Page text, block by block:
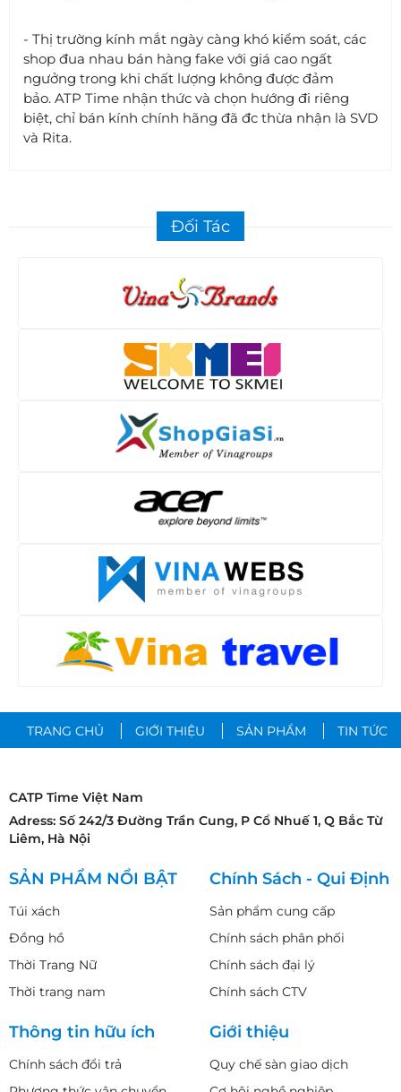
- Thị trường kính mắt ngày càng khó kiểm soát, các
shop đua nhau bán hàng fake với giá cao ngất
ngưởng trong khi chất lượng không được đảm
bảo. ATP Time nhận thức và chọn hướng đi riêng
biệt, chỉ bán kính chính hãng đã đc thừa nhận là SVD
và Rita.
Đối Tác
TRANG CHỦ GIỚI THIỆU SẢN PHẨM TIN TỨC
CATP Time Việt Nam
Adress: Số 242/3 Đường Trần Cung, P Cổ Nhuế 1, Q Bắc Từ
Liêm, Hà Nội
SẢN PHẨM NỔI BẬT
Túi xách
Đồng hồ
Thời Trang Nữ
Thời trang nam
Chính Sách - Qui Định
Sản phẩm cung cấp
Chính sách phân phối
Chính sách đại lý
Chính sách CTV
Thông tin hữu ích
Chính sách đổi trả
Giới thiệu
Quy chế sàn giao dịch